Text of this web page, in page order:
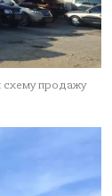
схему продажу